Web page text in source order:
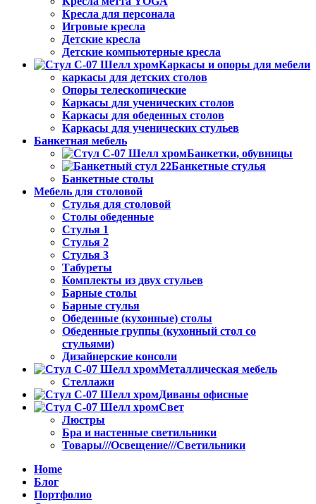
Кресла для персонала
Игровые кресла
Детские кресла
Детские компьютерные кресла
Каркасы и опоры для мебели
каркасы для детских столов
Опоры телескопические
Каркасы для ученических столов
Каркасы для обеденных столов
Каркасы для ученических стульев
Банкетная мебель
Банкетки, обувницы
Банкетные стулья
Банкетные столы
Мебель для столовой
Стулья для столовой
Столы обеденные
Стулья 1
Стулья 2
Стулья 3
Табуреты
Комплекты из двух стульев
Барные столы
Барные стулья
Обеденные (кухонные) столы
Обеденные группы (кухонный стол со
стульями)
Дизайнерские консоли
Металлическая мебель
Стеллажи
Диваны офисные
Свет
Люстры
Бра и настенные светильники
Товары///Освещение///Светильники
Home
Блог
Портфолио